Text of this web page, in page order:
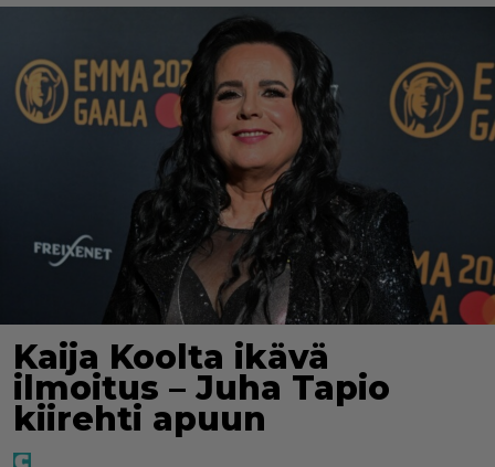
Kaija Koolta ikävä
ilmoitus – Juha Tapio
kiirehti apuun